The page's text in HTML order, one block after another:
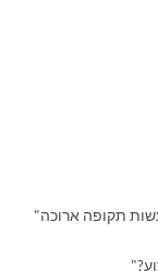
תקופה ארוכה"